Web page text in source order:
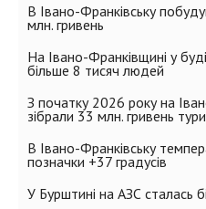
В Івано-Франківську
млн. гривень
На Івано-Франківщині у
більше 8 тисяч людей
З початку 2026 року на
зібрали 33 млн. гривень
В Івано-Франківську
позначки +37 градусів
У Бурштині на АЗС сталась